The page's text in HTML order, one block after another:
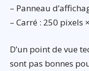
– Panneau
– Carré : 250 pixels
D’un point de vue
sont pas bonnes